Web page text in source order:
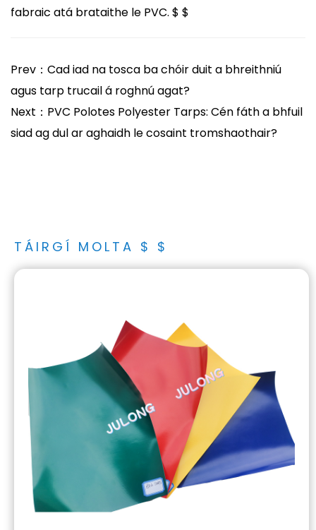
fabraic atá brataithe le PVC. $ $
Prev：Cad iad na tosca ba chóir duit a bhreithniú
agus tarp trucail á roghnú agat?
Next：PVC Polotes Polyester Tarps: Cén fáth a bhfuil
siad ag dul ar aghaidh le cosaint tromshaothair?
TÁIRGÍ MOLTA $ $